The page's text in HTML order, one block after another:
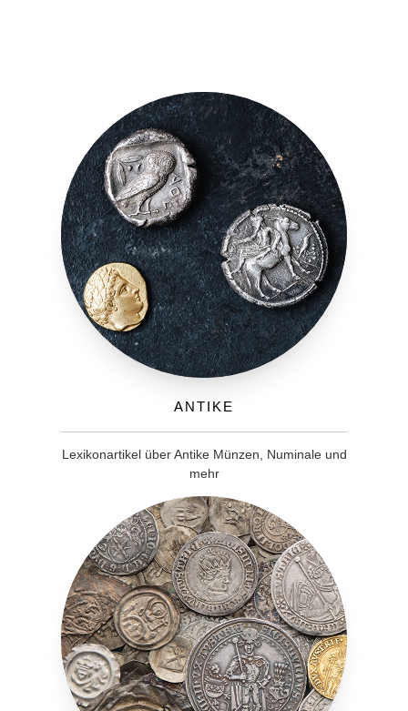
Antike
Lexikonartikel über Antike Münzen, Numinale und
mehr